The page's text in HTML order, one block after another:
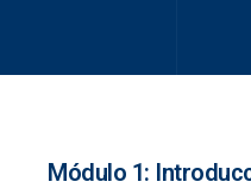
Módulo 1: